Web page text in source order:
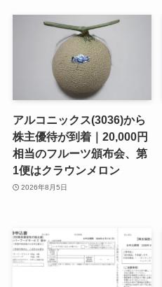
アルコニックス(3036)から
株主優待が到着｜20,000円
相当のフルーツ頒布会、第
1便はクラウンメロン
2026年8月5日